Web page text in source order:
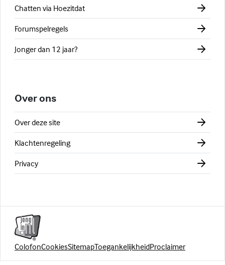
Chatten via Hoezitdat
Forumspelregels
Jonger dan 12 jaar?
Over ons
Over deze site
Klachtenregeling
Privacy
ColofonCookiesSitemapToegankelijkheidProclaimer